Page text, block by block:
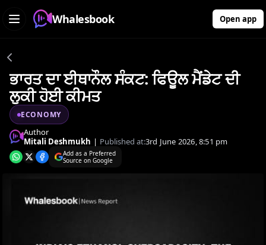
Whalesbook Open app
ਭਾਰਤ ਦਾ ਈਥਾਨੌਲ ਸੰਕਟ: ਫਿਊਲ ਮੈਂਡੇਟ ਦੀ
ਲੁਕੀ ਹੋਈ ਕੀਮਤ
ECONOMY
Author
Mitali Deshmukh | Published at:3rd June 2026, 8:51 pm
Add as a Preferred
Source on Google